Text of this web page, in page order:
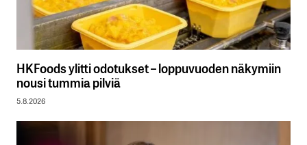
HKFoods ylitti odotukset – loppuvuoden näkymiin
nousi tummia pilviä
5.8.2026